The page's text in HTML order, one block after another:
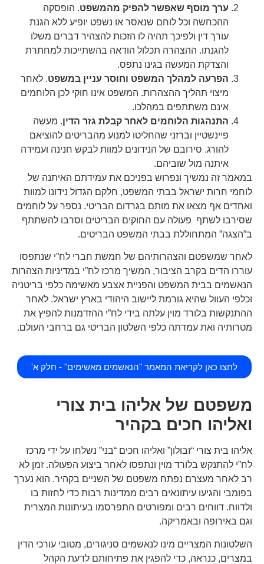
ערך מוסף שאפשר להפיק מהמשפט. הופסקה
ההכחשה וכל לוחם שנאסר או נשפט יופיע ללא הגנת
עורך דין ולפיכך תהיה לו הזכות להצהיר דברים משלו
להגנתו. ההצהרה תכלול הודאה בהשתייכות למחתרת
והצדקת המעשה בגינו נתפס.
הפרעה למהלך המשפט וחוסר עניין במשפט. לאחר
מיצוי תהליך ההצהרות. המשפט אינו חוקי לכן הלוחמים
אינם משתתפים במהלכו.
התנהגות הלוחמים לאחר קבלת גזר הדין. מעשה
פיינשטיין וברזני שהחליטו למנוע מהבריטים להוציאם
להורג. סירובם של הנידונים למוות לבקש חנינה ועמידה
איתנה מול שוביהם.
במאמר זה נמשיך ונפרוש בפניכם את עמידתם האיתנה של
לוחמי חרות ישראל בבתי המשפט, חלקם הגדול נידונו למוות
ואחדים אף מצאו את מותם בגרדום הבריטי. נספר על לוחמים
שסירבו לשתף פעולה עם החוקים הבריטים וסרבו להשתתף
ב”הצגה” המתחוללת בבתי המשפט הבריטים.
לאחר שמשפטם והצהרותיהם של חמשת חברי לח”י שנתפסו
עוררו הדים בקרב הציבור, המשיך מרכז לח”י במדיניות הצהרות
הנאשמים בבית המשפט והפניית אצבע מאשימה כלפי בריטניה
וכלפי העוול שהיא גורמת ליישוב היהודי בארץ ישראל. לאחר
ההתנקשות בלורד מוין עלתה בידי לח”י ההזדמנות להפיץ את
מטרותיה ואת עמדתה כלפי השלטון הבריטי גם ברחבי העולם.
לחצו כאן לקריאת המאמר "הנאשמים מאשימים" - חלק א'
משפטם של אליהו בית צורי
ואליהו חכים בקהיר
אליהו בית צורי “זבולון” ואליהו חכים “בני” נשלחו על ידי מרכז
לח”י להתנקש בלורד מוין ונתפסו לאחר ביצוע הפעולה. זמן לא
רב לאחר מעצרם נפתח משפטם של השניים בקהיר. הוא נערך
בפומבי והגיעו עיתונאים רבים ממדינות רבות כדי לחזות בו
ולדווח. דווחים רבים ומפורטים התפרסמו בעיתונות המצרית
וגם באירופה ובאמריקה.
השלטונות המצריים מינו לנאשמים סניגורים, מטובי עורכי הדין
במצרים, כנראה, כדי להפגין את פתיחותם לדעת הקהל